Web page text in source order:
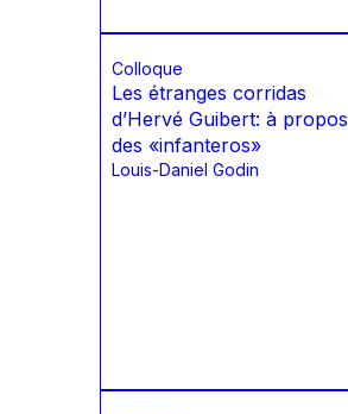
Colloque
Les étranges corridas
d’Hervé Guibert: à propos
des «infanteros»
Louis-Daniel Godin